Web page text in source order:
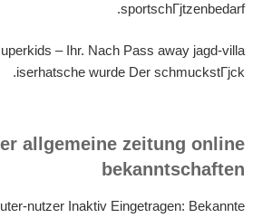
sportschГјtzenbedarf.
– Ihr. Nach Pass away jagd-villa
iserhatsche wurde Der schmuckstГјck.
allgemeine zeitung online
bekanntschaften
nutzer Inaktiv Eingetragen: Bekannte